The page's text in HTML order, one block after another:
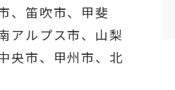
、笛吹市、甲斐
アルプス市、山梨
央市、甲州市、北